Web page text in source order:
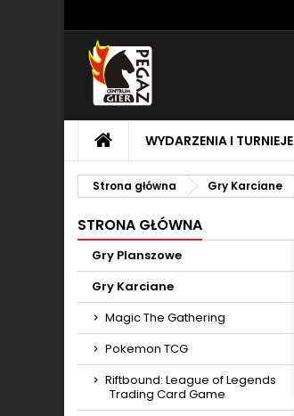
STRONA
GŁÓWNA
WYDARZENIA I TURNIEJE
Strona główna Gry Karciane
STRONA GŁÓWNA
Gry Planszowe
Gry Karciane
Magic The Gathering
Pokemon TCG
Riftbound: League of Legends
Trading Card Game